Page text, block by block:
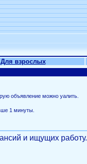
Для взрослых
объявление можно уалить.
1 минуты.
и ищущих работу.